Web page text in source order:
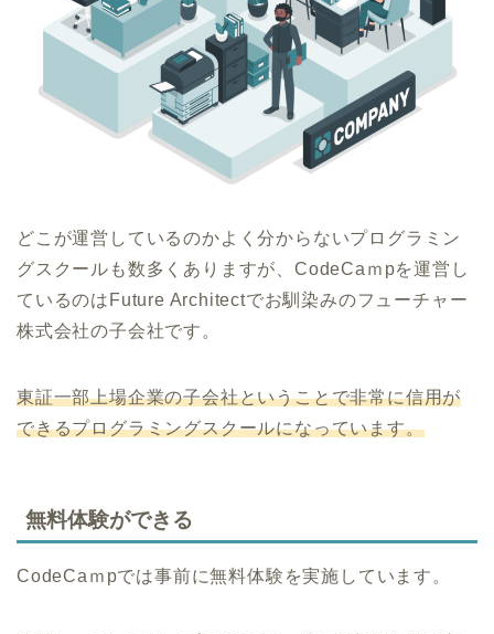
どこが運営しているのかよく分からないプログラミン
グスクールも数多くありますが、CodeCaｍpを運営し
ているのはFuture Architectでお馴染みのフューチャー
株式会社の子会社です。
東証一部上場企業の子会社ということで非常に信用が
できるプログラミングスクールになっています。
無料体験ができる
CodeCaｍpでは事前に無料体験を実施しています。